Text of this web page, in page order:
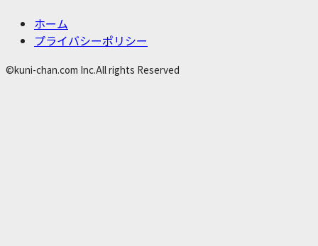
ホーム
プライバシーポリシー
©kuni-chan.com Inc.All rights Reserved